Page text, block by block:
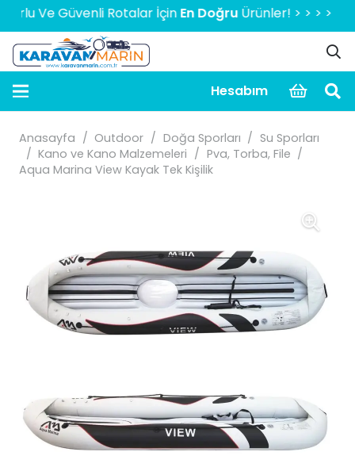
Ve Güvenli Rotalar İçinEn DoğruÜrünler! > > > > >
Hesabım
Anasayfa / Outdoor / Doğa Sporları / Su Sporları
/ Kano ve Kano Malzemeleri / Pva, Torba, File /
Aqua Marina View Kayak Tek Kişilik